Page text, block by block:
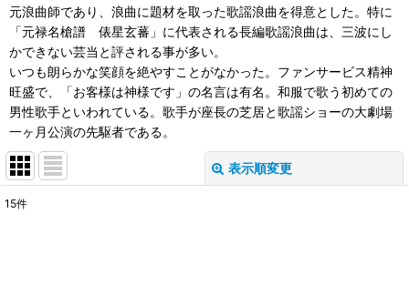
元浪曲師であり、浪曲に題材を取った歌謡浪曲を得意とした。特に
「元禄名槍譜 俵星玄蕃」に代表される長編歌謡浪曲は、三波にし
かできない芸当と評される事が多い。
いつも朗らかな笑顔を絶やすことがなかった。ファンサービス精神
旺盛で、「お客様は神様です」の名言は有名。和服で歌う初めての
男性歌手といわれている。歌手が座長の芝居と歌謡ショーの大劇場
一ヶ月公演の先駆者である。
表示順変更
15件